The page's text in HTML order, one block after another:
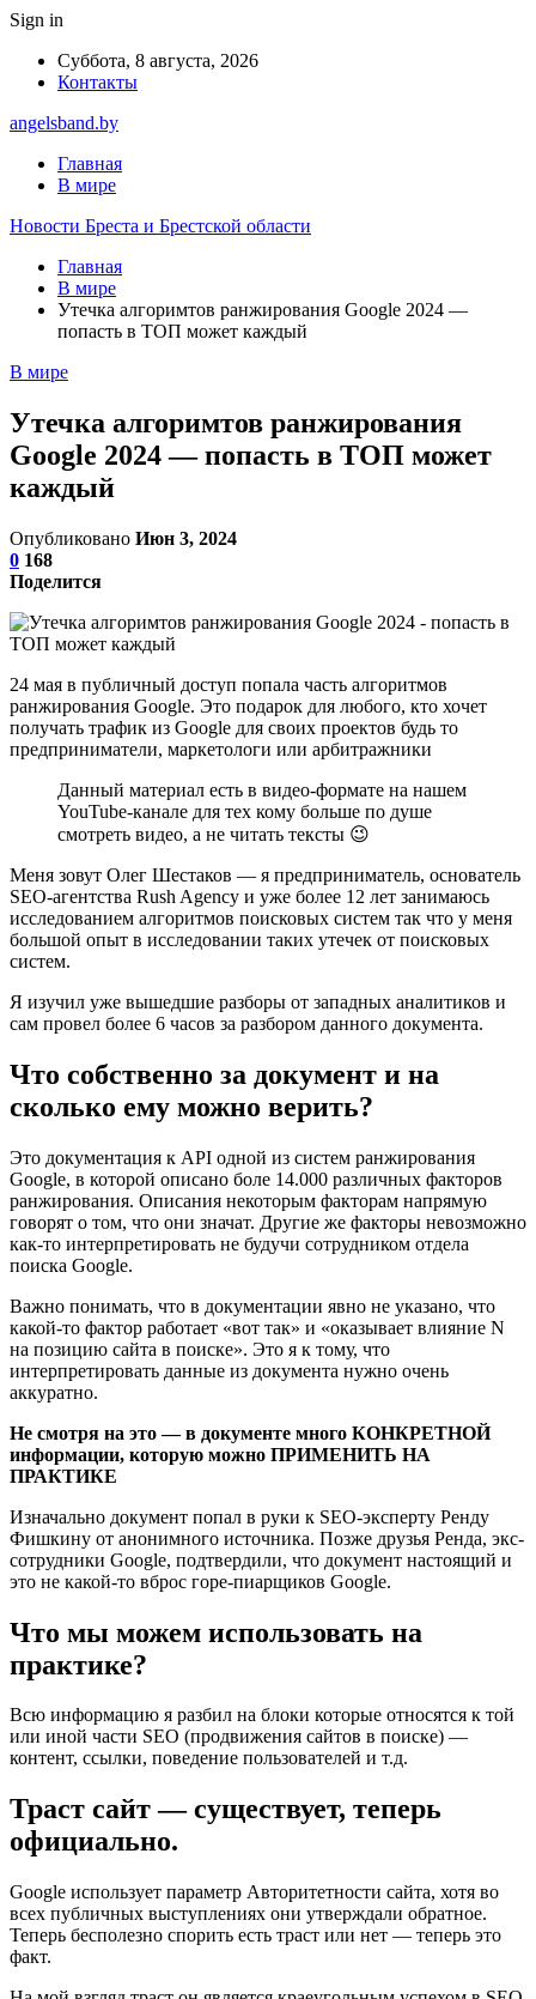
Sign in
Суббота, 8 августа, 2026
Контакты
angelsband.by
Главная
В мире
Новости Бреста и Брестской области
Главная
В мире
Утечка алгоримтов ранжирования Google 2024 —
попасть в ТОП может каждый
В мире
Утечка алгоримтов ранжирования
Google 2024 — попасть в ТОП может
каждый
Опубликовано Июн 3, 2024
0 168
Поделится
24 мая в публичный доступ попала часть алгоритмов
ранжирования Google. Это подарок для любого, кто хочет
получать трафик из Google для своих проектов будь то
предприниматели, маркетологи или арбитражники
Данный материал есть в видео-формате на нашем
YouTube-канале для тех кому больше по душе
смотреть видео, а не читать тексты 😉
Меня зовут Олег Шестаков — я предприниматель, основатель
SEO-агентства Rush Agency и уже более 12 лет занимаюсь
исследованием алгоритмов поисковых систем так что у меня
большой опыт в исследовании таких утечек от поисковых
систем.
Я изучил уже вышедшие разборы от западных аналитиков и
сам провел более 6 часов за разбором данного документа.
Что собственно за документ и на
сколько ему можно верить?
Это документация к API одной из систем ранжирования
Google, в которой описано боле 14.000 различных факторов
ранжирования. Описания некоторым факторам напрямую
говорят о том, что они значат. Другие же факторы невозможно
как-то интерпретировать не будучи сотрудником отдела
поиска Google.
Важно понимать, что в документации явно не указано, что
какой-то фактор работает «вот так» и «оказывает влияние N
на позицию сайта в поиске». Это я к тому, что
интерпретировать данные из документа нужно очень
аккуратно.
Не смотря на это — в документе много КОНКРЕТНОЙ
информации, которую можно ПРИМЕНИТЬ НА
ПРАКТИКЕ
Изначально документ попал в руки к SEO-эксперту Ренду
Фишкину от анонимного источника. Позже друзья Ренда, экс-
сотрудники Google, подтвердили, что документ настоящий и
это не какой-то вброс горе-пиарщиков Google.
Что мы можем использовать на
практике?
Всю информацию я разбил на блоки которые относятся к той
или иной части SEO (продвижения сайтов в поиске) —
контент, ссылки, поведение пользователей и т.д.
Траст сайт — существует, теперь
официально.
Google использует параметр Авторитетности сайта, хотя во
всех публичных выступлениях они утверждали обратное.
Теперь бесполезно спорить есть траст или нет — теперь это
факт.